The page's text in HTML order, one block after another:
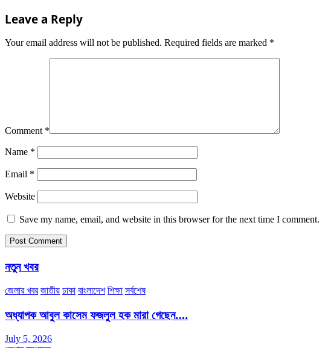
Leave a Reply
Your email address will not be published. Required fields are marked *
Comment *
Name *
Email *
Website
Save my name, email, and website in this browser for the next time I comment.
নতুন খবর
জেলার খবর জাতীয় ঢাকা বাংলাদেশ শিক্ষা সর্বশেষ
অধ্যাপক আবুল কাসেম ফজলুল হক মারা গেছেন….
July 5, 2026